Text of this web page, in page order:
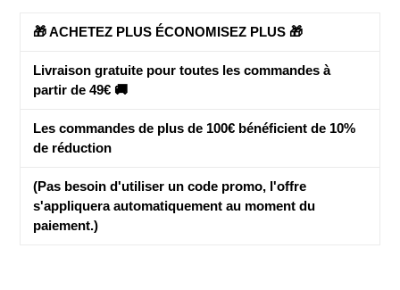
🎁 ACHETEZ PLUS ÉCONOMISEZ PLUS 🎁
Livraison gratuite pour toutes les commandes à
partir de 49€ 🚚
Les commandes de plus de 100€ bénéficient de 10%
de réduction
(Pas besoin d'utiliser un code promo, l'offre
s'appliquera automatiquement au moment du
paiement.)